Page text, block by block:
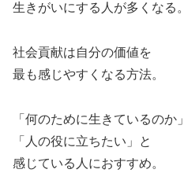
生きがいにする人が多くなる。
社会貢献は自分の価値を
最も感じやすくなる方法。
「何のために生きているのか」
「人の役に立ちたい」と
感じている人におすすめ。